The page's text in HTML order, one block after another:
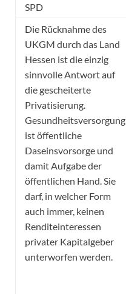
SPD
Die Rücknahme des
UKGM durch das Land
Hessen ist die einzig
sinnvolle Antwort auf
die gescheiterte
Privatisierung.
Gesundheitsversorgung
ist öffentliche
Daseinsvorsorge und
damit Aufgabe der
öffentlichen Hand. Sie
darf, in welcher Form
auch immer, keinen
Renditeinteressen
privater Kapitalgeber
unterworfen werden.